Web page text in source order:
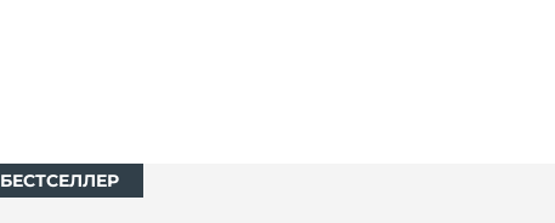
БЕСТСЕЛЛЕР